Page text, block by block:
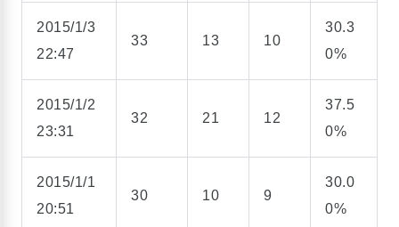
2015/1/3
22:47
33 13 10
30.3
0%
2015/1/2
23:31
32 21 12
37.5
0%
2015/1/1
20:51
30 10 9
30.0
0%